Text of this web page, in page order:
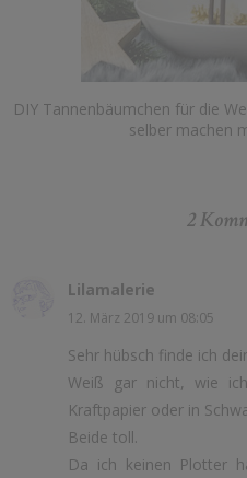
DIY Tannenbäumchen für die
selber machen
2
Lilamalerie
12. März 2019 um 08:05
Sehr hübsch finde ich
Weiß gar nicht, wie
Kraftpapier oder in
Beide toll.
Da ich keinen Plotter